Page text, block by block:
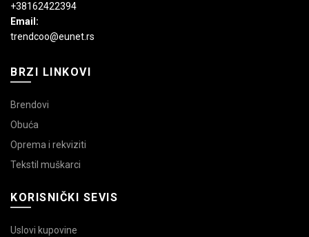
+38162422394
Email:
trendcoo@eunet.rs
BRZI LINKOVI
Brendovi
Obuća
Oprema i rekviziti
Tekstil muškarci
KORISNIČKI SEVIS
Uslovi kupovine